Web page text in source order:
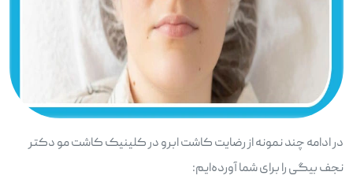
در ادامه چند نمونه از رضایت کاشت ابرو در کلینیک کاشت مو دکتر
نجف بیگی را برای شما آورده‌ایم: